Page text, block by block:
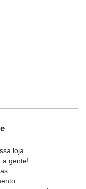
loja
a gente!